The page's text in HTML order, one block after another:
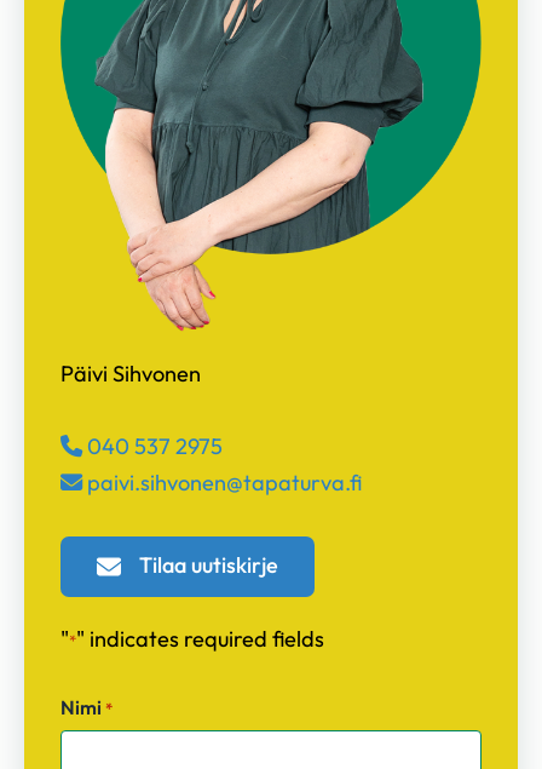
Päivi Sihvonen
040 537 2975
paivi.sihvonen​@tapaturva.fi
Tilaa uutiskirje
"*" indicates required fields
Nimi *